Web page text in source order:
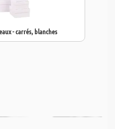
- carrés, blanches